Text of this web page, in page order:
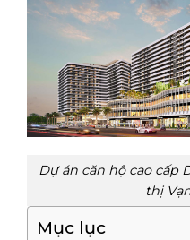
Dự án căn hộ cao cấp
thị
Mục lục